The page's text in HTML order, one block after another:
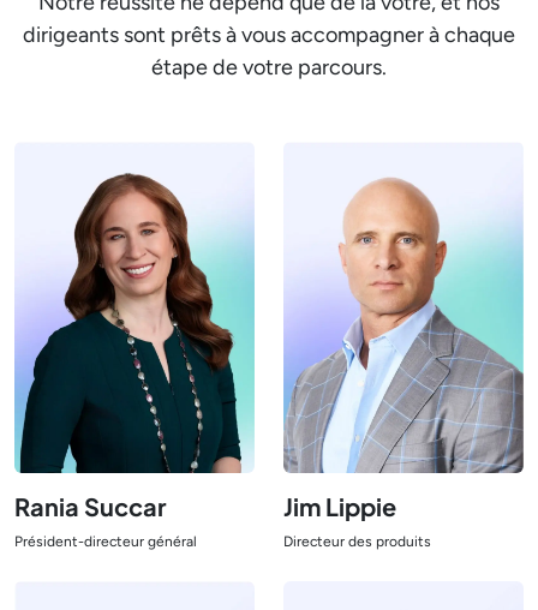
dirigeants sont prêts à vous accompagner à chaque
étape de votre parcours.
Rania Succar
Président-directeur général
Jim Lippie
Directeur des produits